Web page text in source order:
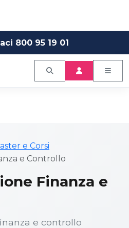
800 95 19 01
e Corsi
e Controllo
Finanza e
e controllo